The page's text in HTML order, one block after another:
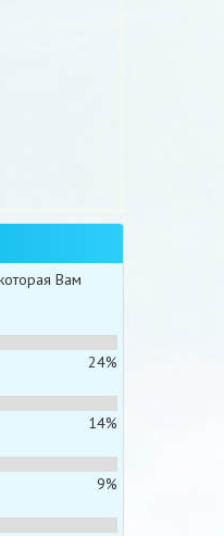
Вам
24%
14%
9%